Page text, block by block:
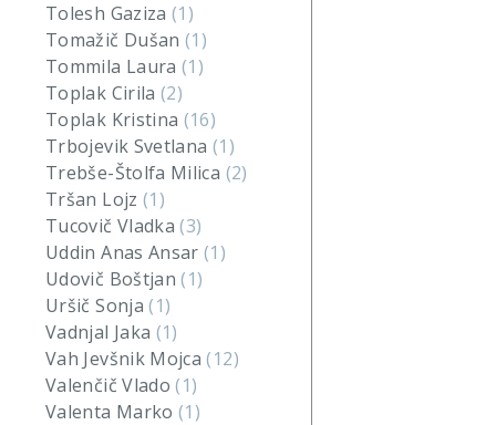
Tolesh Gaziza(1)
Tomažič Dušan(1)
Tommila Laura(1)
Toplak Cirila(2)
Toplak Kristina (16)
Trbojevik Svetlana (1)
Trebše-Štolfa Milica (2)
Tršan Lojz (1)
Tucovič Vladka(3)
Uddin Anas Ansar(1)
Udovič Boštjan(1)
Uršič Sonja(1)
Vadnjal Jaka (1)
Vah Jevšnik Mojca(12)
Valenčič Vlado(1)
Valenta Marko(1)